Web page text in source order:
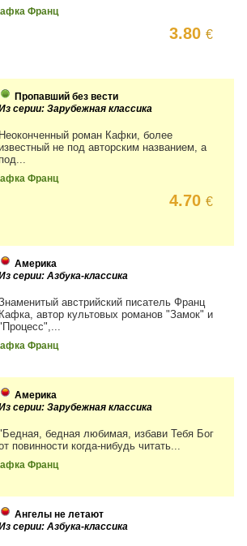
Франц
3.80€
Пропавший без вести
серии: Зарубежная классика
Неоконченный роман Кафки, более
известный не под авторским названием, а
под...
Франц
4.70€
Америка
серии: Азбука-классика
австрийский писатель Франц
Кафка, автор культовых романов "Замок" и
Франц
Америка
серии: Зарубежная классика
бедная любимая, избави Тебя Бог
повинности когда-нибудь читать...
Франц
Ангелы не летают
серии: Азбука-классика